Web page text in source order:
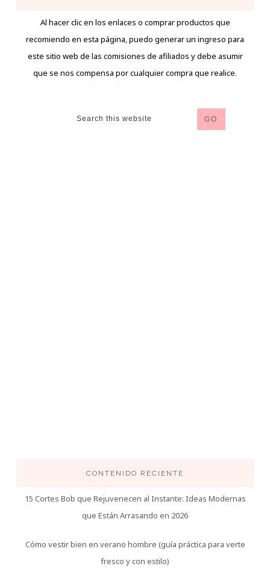
Al hacer clic en los enlaces o comprar productos que
recomiendo en esta página, puedo generar un ingreso para
este sitio web de las comisiones de afiliados y debe asumir
que se nos compensa por cualquier compra que realice.
CONTENIDO RECIENTE
15 Cortes Bob que Rejuvenecen al Instante: Ideas Modernas
que Están Arrasando en 2026
Cómo vestir bien en verano hombre (guía práctica para verte
fresco y con estilo)